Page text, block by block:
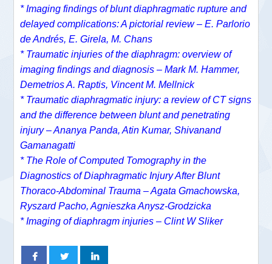
* Imaging findings of blunt diaphragmatic rupture and
delayed complications: A pictorial review – E. Parlorio
de Andrés, E. Girela, M. Chans
* Traumatic injuries of the diaphragm: overview of
imaging findings and diagnosis – Mark M. Hammer,
Demetrios A. Raptis, Vincent M. Mellnick
* Traumatic diaphragmatic injury: a review of CT signs
and the difference between blunt and penetrating
injury – Ananya Panda, Atin Kumar, Shivanand
Gamanagatti
* The Role of Computed Tomography in the
Diagnostics of Diaphragmatic Injury After Blunt
Thoraco-Abdominal Trauma – Agata Gmachowska,
Ryszard Pacho, Agnieszka Anysz-Grodzicka
* Imaging of diaphragm injuries – Clint W Sliker